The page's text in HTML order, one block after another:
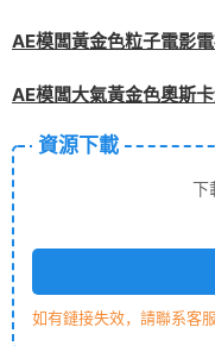
AE模闆黃金色粒子電影
AE模闆大氣黃金色奧斯
資源下載
下
如有鏈接失效，請聯系客服